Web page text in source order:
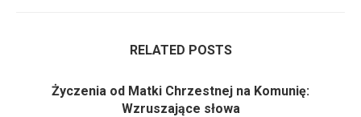
RELATED POSTS
Życzenia od Matki Chrzestnej na Komunię:
Wzruszające słowa